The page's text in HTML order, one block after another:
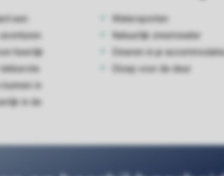
een
heerlijk
in
in de
Watersporten
Natuurlijk zwemwater
Dineren in je
Sloep voor de deur